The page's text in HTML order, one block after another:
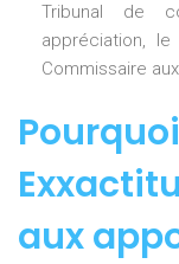
Tribunal de
appréciation,
Commissaire
aux